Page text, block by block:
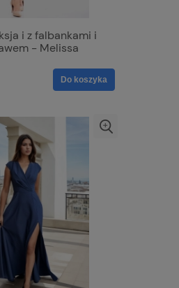
i z falbankami i
- Melissa
Do koszyka